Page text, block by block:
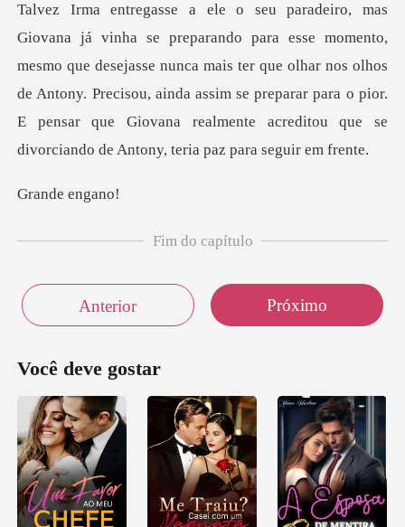
que desejasse nunca mais ter que olhar nos olhos
de Antony. Precisou, ainda assim se preparar para o pi
de e
Fim do capítulo
Anterior Próximo
Você deve gostar